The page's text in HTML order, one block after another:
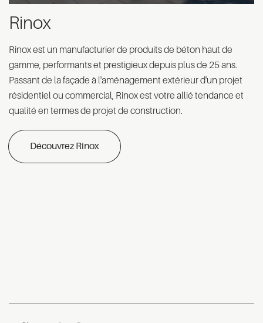
Rinox
Rinox est un manufacturier de produits de béton haut de
gamme, performants et prestigieux depuis plus de 25 ans.
Passant de la façade à l'aménagement extérieur d'un projet
résidentiel ou commercial, Rinox est votre allié tendance et
qualité en termes de projet de construction.
Découvrez Rinox